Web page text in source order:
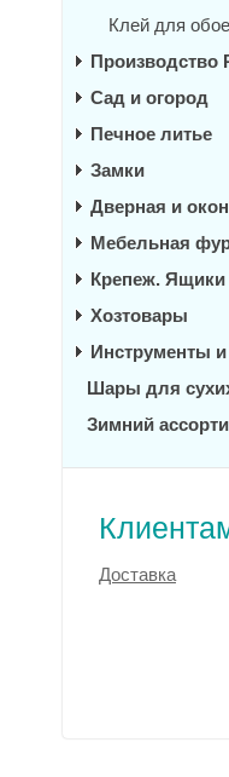
Клей для
Производство
Сад и огород
Печное литье
Замки
Дверная и
Мебельная
Крепеж. Ящики
Хозтовары
Инструменты и
Шары для
Зимний
Доставка